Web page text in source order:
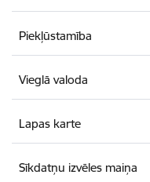
Piekļūstamība
Vieglā valoda
Lapas karte
Sīkdatņu izvēles maiņa